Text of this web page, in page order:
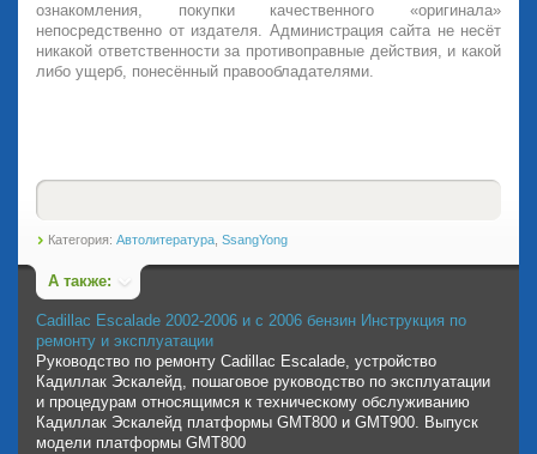
ознакомления, покупки качественного «оригинала»
непосредственно от издателя. Администрация сайта не несёт
никакой ответственности за противоправные действия, и какой
либо ущерб, понесённый правообладателями.
Категория: Автолитература SsangYong
А также:
Cadillac Escalade 2002-2006 и с 2006 бензин Инструкция по
ремонту и эксплуатации
Руководство по ремонту Cadillac Escalade, устройство
Кадиллак Эскалейд, пошаговое руководство по эксплуатации
и процедурам относящимся к техническому обслуживанию
Кадиллак Эскалейд платформы GMT800 и GMT900. Выпуск
модели платформы GMT800